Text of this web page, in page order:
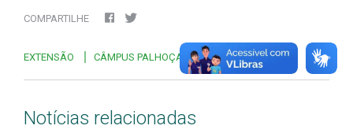
COMPARTILHE
EXTENSÃO CÂMPUS PALHOÇA BILÍNGUE
Notícias relacionadas